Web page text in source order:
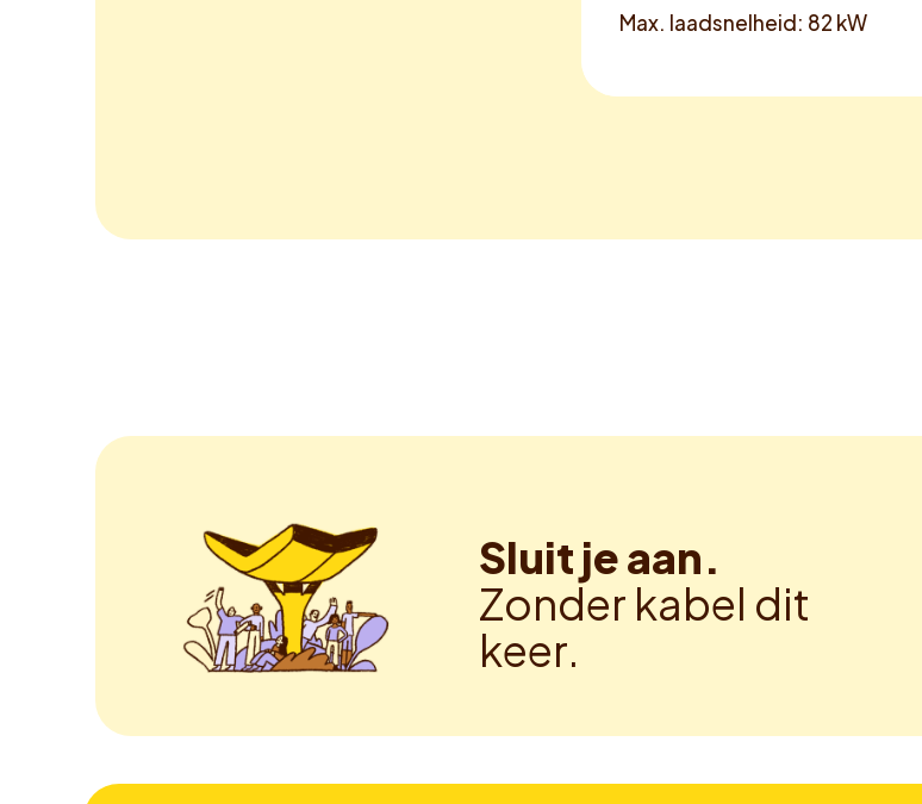
Max. laadsnelheid: 82 kW
Sluit je aan.
Zonder kabel dit
keer.